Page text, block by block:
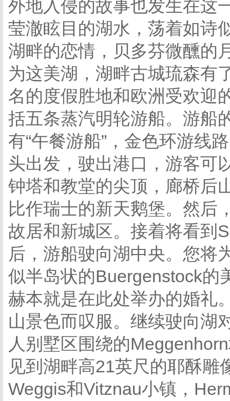
外地入侵的故事也发生在这
莹澈眩目的湖水，荡着如诗
湖畔的恋情，贝多芬微醺的
为这美湖，湖畔古城琉森有
名的度假胜地和欧洲受欢迎
括五条蒸汽明轮游船。游船
有“午餐游船”，金色环游线
头出发，驶出港口，游客可
钟塔和教堂的尖顶，廊桥后
比作瑞士的新天鹅堡。然后
故居和新城区。接着将看到
后，游船驶向湖中央。您将
似半岛状的Buergenstock的
赫本就是在此处举办的婚礼
山景色而叹服。继续驶向湖
人别墅区围绕的
见到湖畔高21英尺的耶酥雕
Weggis和Vitznau小镇，